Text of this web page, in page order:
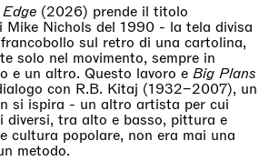
(2026) prende il titolo
Mike Nichols del 1990 - la tela divisa
sul retro di una cartolina,
solo nel movimento, sempre in
e un altro. Questo lavoro e Big Plans
con R.B. Kitaj (1932–2007), un
si ispira - un altro artista per cui
diversi, tra alto e basso, pittura e
cultura popolare, non era mai una
metodo.